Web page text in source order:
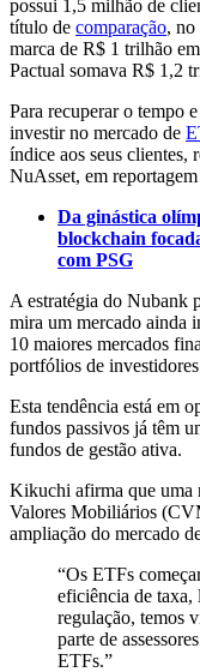
possui 1,5 milhão de
título de comparação, no
marca de R$ 1 trilhão
Pactual somava R$ 1,2
Para recuperar o tempo
investir no mercado de
índice aos seus
NuAsset, em
Da ginástica
blockchain
com PSG
A estratégia do Nubank
mira um mercado ainda
10 maiores mercados
portfólios de
Esta tendência está em
fundos passivos já têm
fundos de gestão ativa.
Kikuchi afirma que uma
Valores Mobiliários
ampliação do mercado
“Os ETFs
eficiência de taxa,
regulação, temos
parte de
ETFs.”